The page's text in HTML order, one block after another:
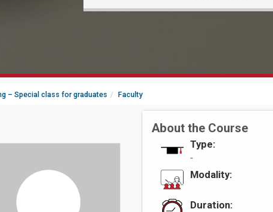
– Special class for graduates Faculty
About the Course
Type:
-
Modality:
Duration: